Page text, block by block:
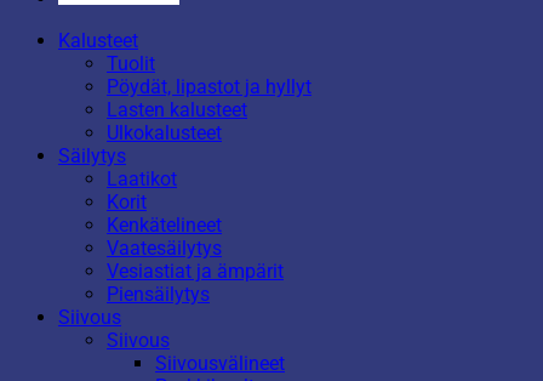
Kalusteet
Tuolit
Pöydät, lipastot ja hyllyt
Lasten kalusteet
Ulkokalusteet
Säilytys
Laatikot
Korit
Kenkätelineet
Vaatesäilytys
Vesiastiat ja ämpärit
Piensäilytys
Siivous
Siivous
Siivousvälineet